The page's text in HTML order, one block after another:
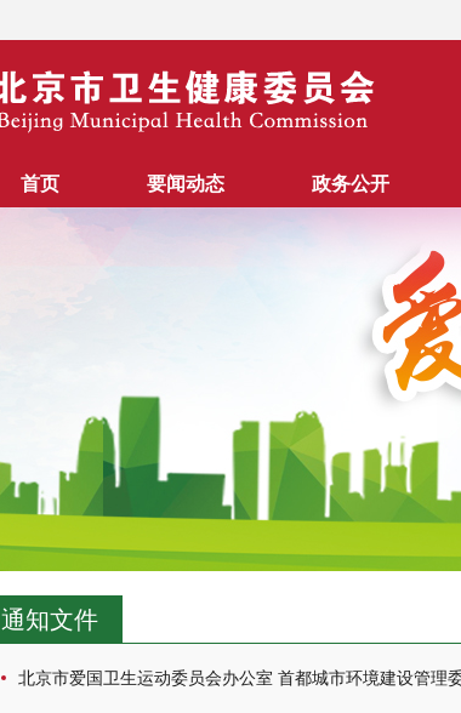
首页 要闻动态 政务公开
通知文件
北京市爱国卫生运动委员会办公室 首都城市环境建设管理